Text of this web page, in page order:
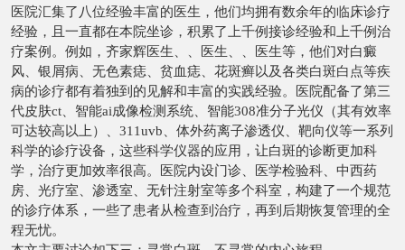
医院汇集了八位经验丰富的医生，他们均拥有数余年的临床诊疗
经验，且一直都在本院坐诊，积累了上千例接诊经验和上千例治
疗案例。例如，齐家辉医生、、医生、、医生等，他们对白癜
风、银屑病、无色素痣、贫血痣、花斑癣以及各类白斑白点等疾
病的诊疗都有着独到的见解和丰富的实践经验。医院配备了第三
代皮肤ct、智能ai成像检测系统、智能308准分子光仪（其有效率
可达较高以上）、311uvb、体外药离子渗透仪、靶向仪等一系列
科学的诊疗设备，这些科学仪器的应用，让白斑的诊断更加科
学，治疗更加效率很高。医院内设门诊、医学检验科、中西药
房、光疗室、渗透室、无针注射室等多个科室，构建了一个规范
的诊疗体系，一些了患者从检查到治疗，再到后期恢复管理的全
程无忧。